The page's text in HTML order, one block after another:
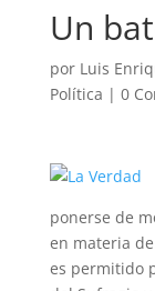
Un
por Luis
Política | 0
ponerse de
en materia
es permitido